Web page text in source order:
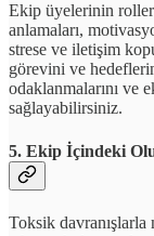
Ekip üyelerinin
anlamaları,
strese ve iletişim
görevini ve
odaklanmalarını ve
sağlayabilirsiniz.
5. Ekip İçindeki
Toksik davranışlarla